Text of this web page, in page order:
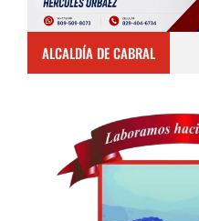
ALCALDÍA DE CABRAL